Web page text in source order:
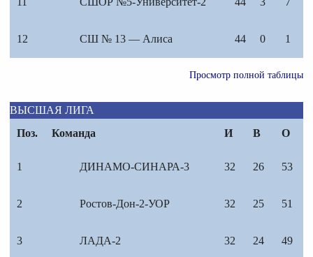
12 СШ № 13 — Алиса 44 0 1
Просмотр полной таблицы
ВЫСШАЯ ЛИГА
Поз.
Команда И В О
1 ДИНАМО-СИНАРА-3 32 26 53
2 Ростов-Дон-2-УОР 32 25 51
3 ЛАДА-2 32 24 49